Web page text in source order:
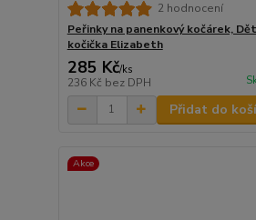
2 hodnocení
Peřinky na panenkový kočárek,
kočička Elizabeth
285 Kč/ks
236 Kč bez DPH
Přidat do
Akce